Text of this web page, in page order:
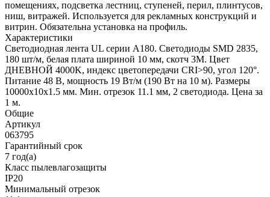
помещениях, подсветка лестниц, ступеней, перил, плинтусов,
ниш, витражей. Используется для рекламных конструкций и
витрин. Обязательна установка на профиль.
Характеристики
Светодиодная лента UL серии A180. Светодиоды SMD 2835,
180 шт/м, белая плата шириной 10 мм, скотч 3M. Цвет
ДНЕВНОЙ 4000K, индекс цветопередачи CRI>90, угол 120°.
Питание 48 В, мощность 19 Вт/м (190 Вт на 10 м). Размеры
10000x10x1.5 мм. Мин. отрезок 11.1 мм, 2 светодиода. Цена за
1 м.
Общие
Артикул
063795
Гарантийный срок
7 год(а)
Класс пылевлагозащиты
IP20
Минимальный отрезок